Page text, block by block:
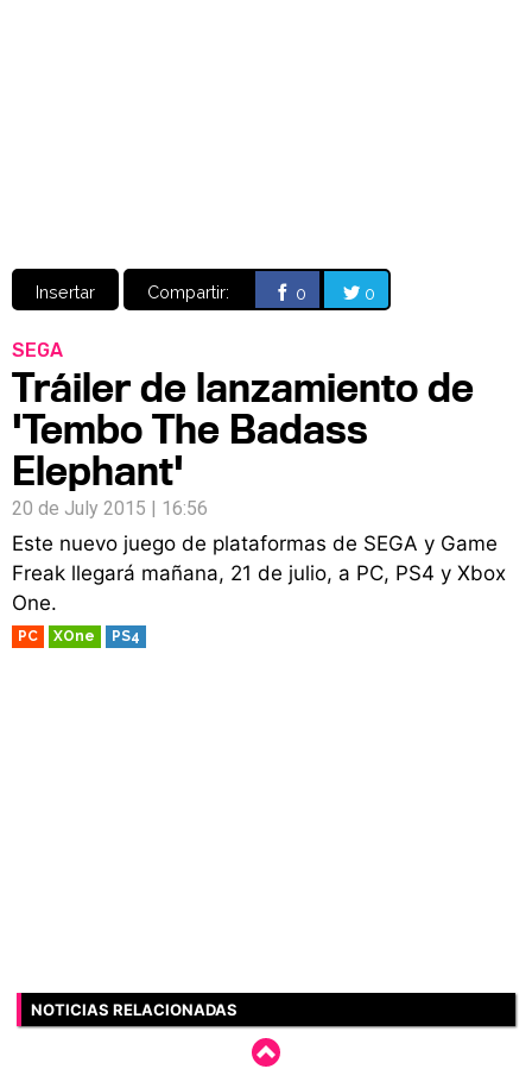
Insertar Compartir: 0 0
SEGA
Tráiler de lanzamiento de
'Tembo The Badass
Elephant'
20 de July 2015 | 16:56
Este nuevo juego de plataformas de SEGA y Game
Freak llegará mañana, 21 de julio, a PC, PS4 y Xbox
One.
PC XOne PS4
NOTICIAS RELACIONADAS